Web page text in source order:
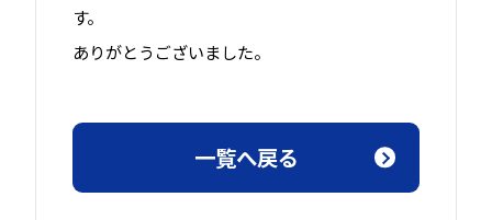
す。
ありがとうございました。
一覧へ戻る